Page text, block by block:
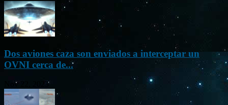
Dos aviones caza son enviados a interceptar un
OVNI cerca de...
Nov 22, 2023